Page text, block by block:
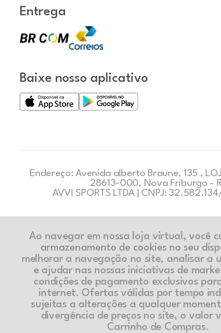
Entrega
Baixe nosso aplicativo
Endereço: Avenida alberto Braune, 135 ,
28613-000, Nova Friburgo -
AVVI SPORTS LTDA | CNPJ:
Ao navegar em nossa loja virtual, você
armazenamento de cookies no seu
melhorar a navegação no site, analisar a
e ajudar nas nossas iniciativas de
condições de pagamento exclusivos
internet. Ofertas válidas por tempo
sujeitas a alterações a qualquer
divergência de preços no site, o valor
Carrinho de Compras.